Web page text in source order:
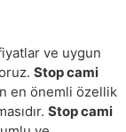
ve uygun
Stop cami
en önemli özellik
Stop cami